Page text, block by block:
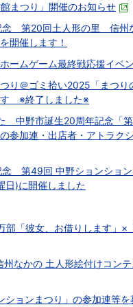
館まつり」開催のお知らせ
念 第20回土人形の里 信州
開催します！
ームゲーム最終戦応援イベ
り＠ゴミ拾い2025「まつり
す ※終了しました※
中野市誕生20周年記念「
参加連・出店者・アトラク
念 第49回 中野ションショ
日)に開催しました
部「彼女、お借りします」×
州なかの 土人形絵付けコン
ションまつり」の参加連等を